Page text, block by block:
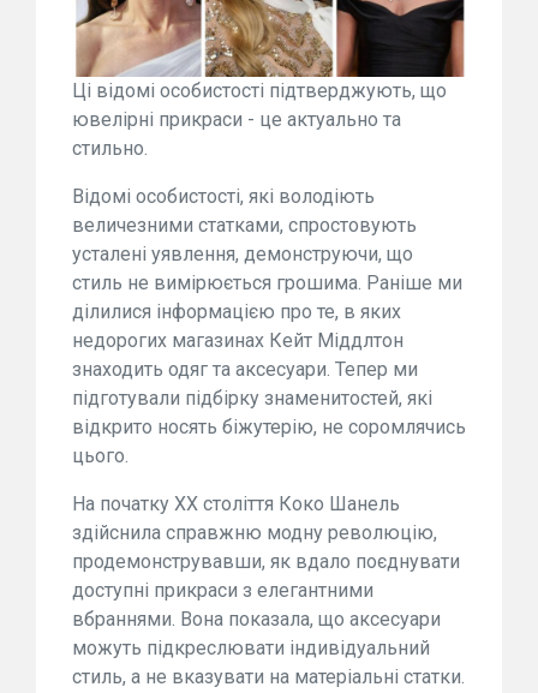
Ці відомі особистості підтверджують, що
ювелірні прикраси - це актуально та
стильно.
Відомі особистості, які володіють
величезними статками, спростовують
усталені уявлення, демонструючи, що
стиль не вимірюється грошима. Раніше ми
ділилися інформацією про те, в яких
недорогих магазинах Кейт Міддлтон
знаходить одяг та аксесуари. Тепер ми
підготували підбірку знаменитостей, які
відкрито носять біжутерію, не соромлячись
цього.
На початку XX століття Коко Шанель
здійснила справжню модну революцію,
продемонструвавши, як вдало поєднувати
доступні прикраси з елегантними
вбраннями. Вона показала, що аксесуари
можуть підкреслювати індивідуальний
стиль, а не вказувати на матеріальні статки.